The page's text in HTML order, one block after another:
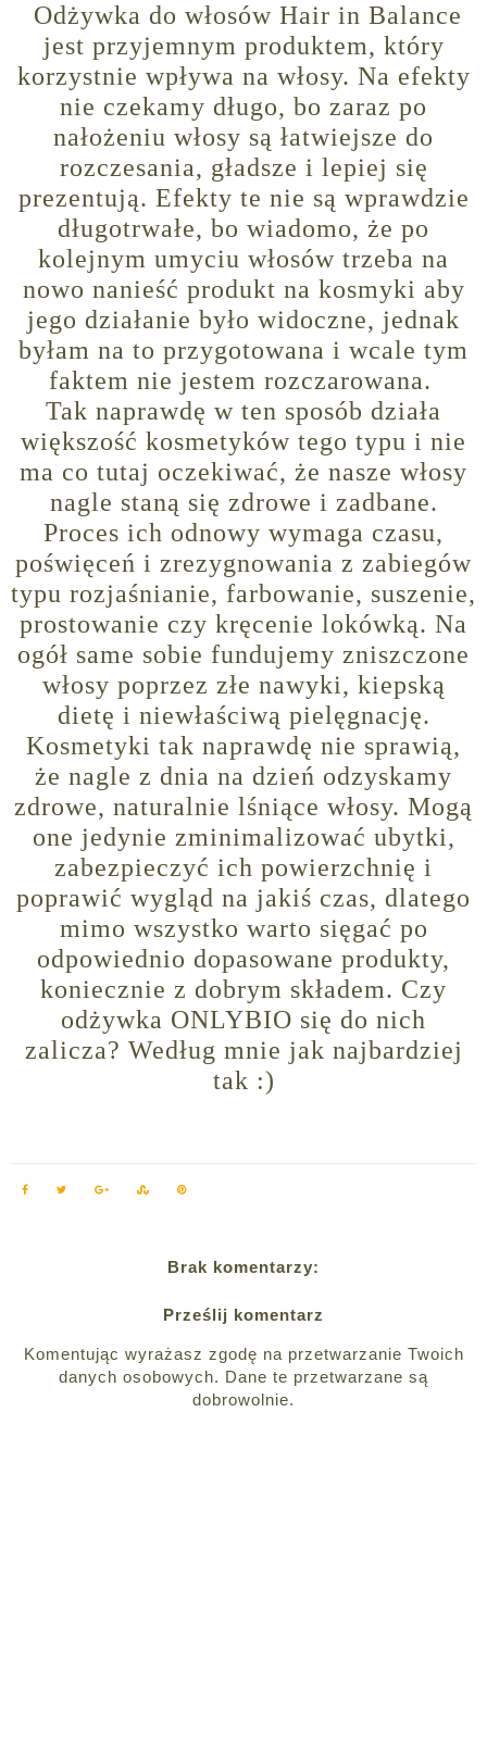
Odżywka do włosów Hair in Balance
jest przyjemnym produktem, który
korzystnie wpływa na włosy. Na efekty
nie czekamy długo, bo zaraz po
nałożeniu włosy są łatwiejsze do
rozczesania, gładsze i lepiej się
prezentują. Efekty te nie są wprawdzie
długotrwałe, bo wiadomo, że po
kolejnym umyciu włosów trzeba na
nowo nanieść produkt na kosmyki aby
jego działanie było widoczne, jednak
byłam na to przygotowana i wcale tym
faktem nie jestem rozczarowana.
Tak naprawdę w ten sposób działa
większość kosmetyków tego typu i nie
ma co tutaj oczekiwać, że nasze włosy
nagle staną się zdrowe i zadbane.
Proces ich odnowy wymaga czasu,
poświęceń i zrezygnowania z zabiegów
typu rozjaśnianie, farbowanie, suszenie,
prostowanie czy kręcenie lokówką. Na
ogół same sobie fundujemy zniszczone
włosy poprzez złe nawyki, kiepską
dietę i niewłaściwą pielęgnację.
Kosmetyki tak naprawdę nie sprawią,
że nagle z dnia na dzień odzyskamy
zdrowe, naturalnie lśniące włosy. Mogą
one jedynie zminimalizować ubytki,
zabezpieczyć ich powierzchnię i
poprawić wygląd na jakiś czas, dlatego
mimo wszystko warto sięgać po
odpowiednio dopasowane produkty,
koniecznie z dobrym składem. Czy
odżywka ONLYBIO się do nich
zalicza? Według mnie jak najbardziej
tak :)
Brak komentarzy:
Prześlij komentarz
Komentując wyrażasz zgodę na przetwarzanie Twoich
danych osobowych. Dane te przetwarzane są
dobrowolnie.